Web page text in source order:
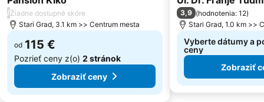
/Žiadne dostupné skóre
Stari Grad, 3.1 km >> Centrum mesta
od 115 €
Pozrieť ceny z(o) 2 stránok
Zobraziť ceny
3,9 (hodnotenia: 12)
Stari Grad, 1.0 km >>
Vyberte dátumy a
ceny
Zobraziť